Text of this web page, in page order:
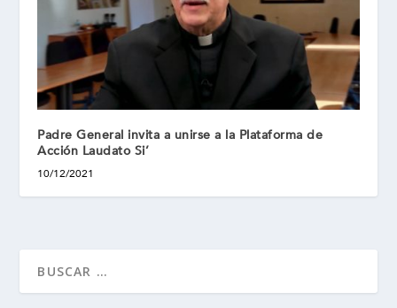
Padre General invita a unirse a la Plataforma de
Acción Laudato Si’
10/12/2021